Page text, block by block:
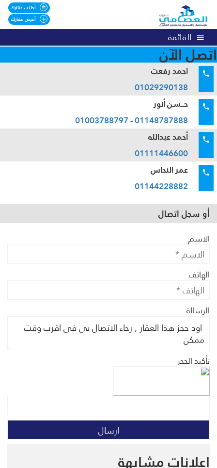
أطلب عقارك
أعرض عقارك
القائمة
اتصل الآن
احمد رفعت
01029290138
حــسن أنور
01148787888
-
01003788797
أحمد عبدالله
01111446600
عمر النحاس
01144228882
أو سجل اتصال
الاسم
الهاتف
الرسالة
تأكيد الحجز
اعلانات مشابهة